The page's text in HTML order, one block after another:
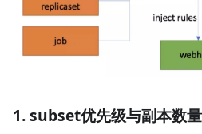
1. subset优先级与副本数